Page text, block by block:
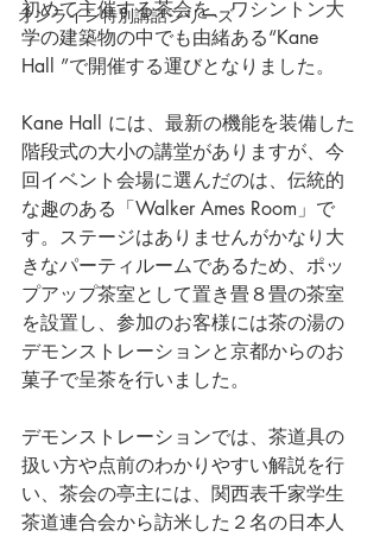
オンライン特別講話シリーズ
初めて主催する茶会を、ワシントン大
学の建築物の中でも由緒ある“Kane
Hall ”で開催する運びとなりました。
Kane Hall には、最新の機能を装備した
階段式の大小の講堂がありますが、今
回イベント会場に選んだのは、伝統的
な趣のある「Walker Ames Room」で
す。ステージはありませんがかなり大
きなパーティルームであるため、ポッ
プアップ茶室として置き畳８畳の茶室
を設置し、参加のお客様には茶の湯の
デモンストレーションと京都からのお
菓子で呈茶を行いました。
デモンストレーションでは、茶道具の
扱い方や点前のわかりやすい解説を行
い、茶会の亭主には、関西表千家学生
茶道連合会から訪米した２名の日本人